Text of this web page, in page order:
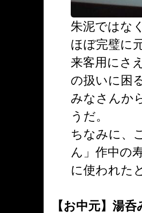
朱泥ではな
ほぼ完璧に
来客用にさ
の扱いに困
みなさんか
うだ。
ちなみに、
ん」作中の
に使われた
【お中元】湯